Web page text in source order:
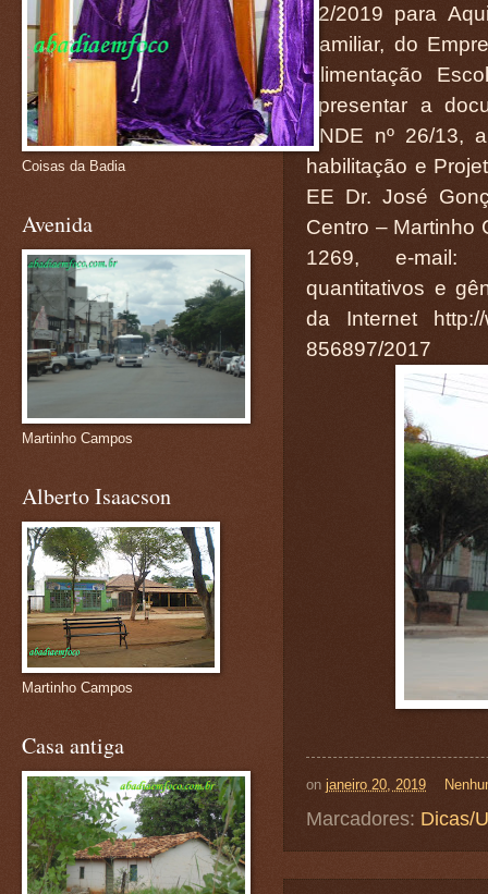
02/2019 para
Familiar, do
Alimentação
apresentar a
FNDE nº 26/13,
habilitação e
EE Dr. José
Centro – Martinho
1269, e-mail:
quantitativos e
da Internet http://
856897/2017
on janeiro 20, 2019
Marcadores: Dicas/
Coisas da Badia
Avenida
Martinho Campos
Alberto Isaacson
Martinho Campos
Casa antiga